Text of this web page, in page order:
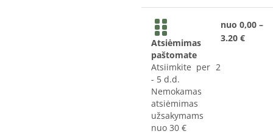
Atsiėmimas
paštomate
Atsiimkite per 2
- 5 d.d.
Nemokamas
atsiėmimas
užsakymams
nuo 30 €
nuo 0,00 –
3.20 €